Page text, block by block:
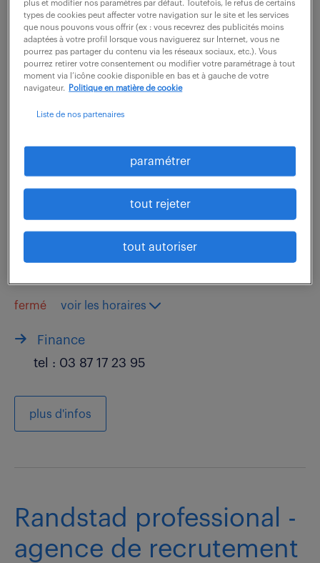
plus d'infos
Randstad professional -
agence de recrutement
à Nancy
171 RUE DE NEWCASTLE
fermé voir les horaires
Finance
tel : 03 87 17 23 95
plus d'infos
Randstad professional -
agence de recrutement
plus et modifier nos paramètres par défaut. Toutefois, le refus de certains
types de cookies peut affecter votre navigation sur le site et les services
que nous pouvons vous offrir (ex : vous recevrez des publicités moins
adaptées à votre profil lorsque vous naviguerez sur Internet, vous ne
pourrez pas partager du contenu via les réseaux sociaux, etc.). Vous
pourrez retirer votre consentement ou modifier votre paramétrage à tout
moment via l’icône cookie disponible en bas et à gauche de votre
navigateur.
Politique en matière de cookie
Liste de nos partenaires
paramétrer
tout rejeter
tout autoriser